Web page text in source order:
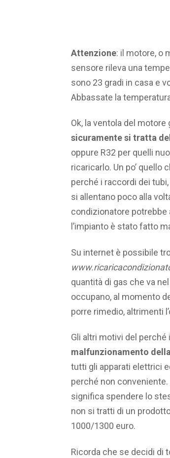
Attenzione: il motore, o
sensore rileva una
sono 23 gradi in casa e
Abbassate la
Ok, la ventola del
sicuramente si tratta
oppure R32 per quelli
ricaricarlo. Un po’ quello
perché i raccordi dei
si allentano poco alla
condizionatore potrebbe
l’impianto è stato fatto
Su internet è possibile
quantità di gas che va
occupano, al momento
porre rimedio, altrimenti
Gli altri motivi del
malfunzionamento
tutti gli apparati elettrici
perché non
significa spendere lo
non si tratti di un
1000/1300 euro.
Ricorda che se decidi di